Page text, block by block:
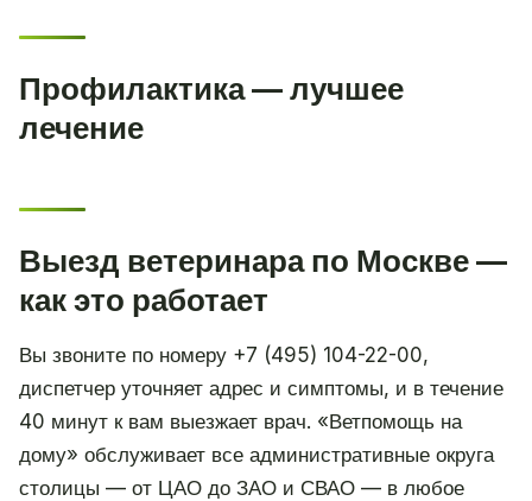
Профилактика — лучшее
лечение
Выезд ветеринара по Москве —
как это работает
Вы звоните по номеру +7 (495) 104-22-00,
диспетчер уточняет адрес и симптомы, и в течение
40 минут к вам выезжает врач. «Ветпомощь на
дому» обслуживает все административные округа
столицы — от ЦАО до ЗАО и СВАО — в любое